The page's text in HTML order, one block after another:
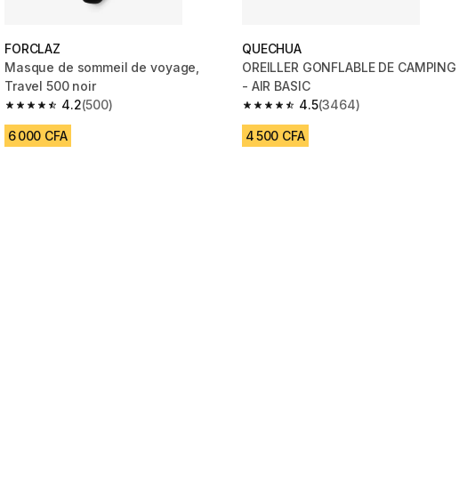
FORCLAZ
Masque de sommeil de voyage,
Travel 500 noir
4.2
4.2 out of 5 stars from 500 reviews
(500)
6 000 CFA
QUECHUA
OREILLER GONFLABLE DE CAMPING
- AIR BASIC
4.5
4.5 out of 5 stars from 3464 reviews
(3464)
4 500 CFA